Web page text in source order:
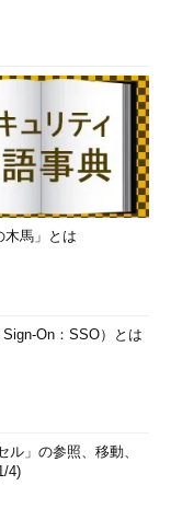
木馬」とは
On：SSO）とは
」の参照、移動、
4)